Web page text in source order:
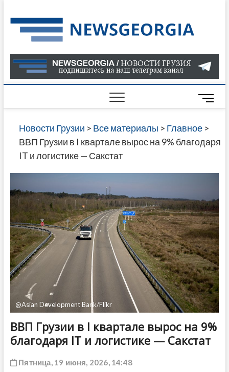
to
content
О
В
ГРУЗИИ
САЙТЕ
M
e
n
u
o
n
Новости Грузии > Все материалы > Главное>
ВВП Грузии в I квартале вырос на 9% благодаря
IT и логистике — Сакстат
@Asian Development Bank/Flikr
ВВП Грузии в I квартале вырос на 9%
благодаря IT и логистике — Сакстат
Пятница, 19 июня, 2026, 14:48